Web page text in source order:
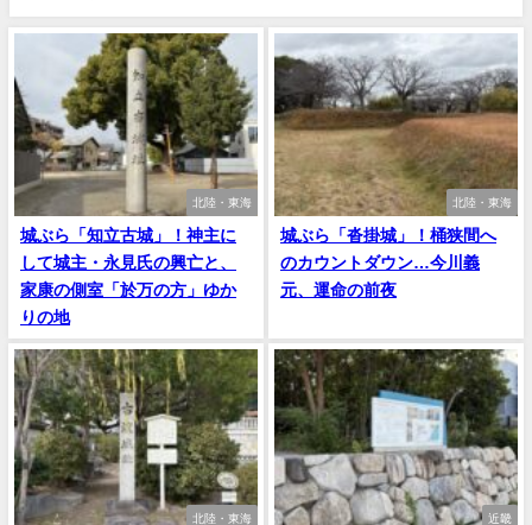
北陸・東海
城ぶら「知立古城」！神主に
して城主・永見氏の興亡と、
家康の側室「於万の方」ゆか
りの地
北陸・東海
城ぶら「沓掛城」！桶狭間へ
のカウントダウン…今川義
元、運命の前夜
北陸・東海 近畿